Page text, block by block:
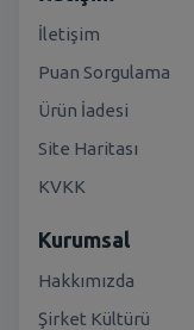
İletişim
Puan Sorgulama
Ürün İadesi
Site Haritası
KVKK
Kurumsal
Hakkımızda
Şirket Kültürü